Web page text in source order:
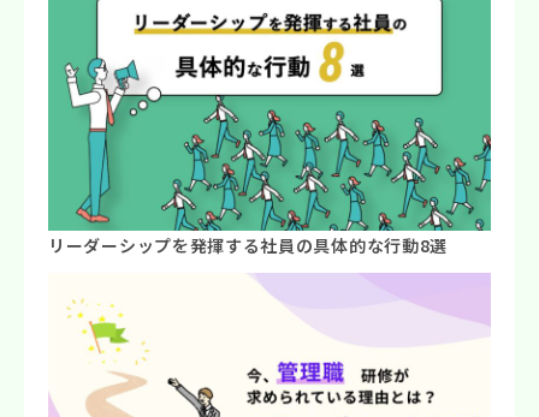
リーダーシップを発揮する社員の具体的な行動8選